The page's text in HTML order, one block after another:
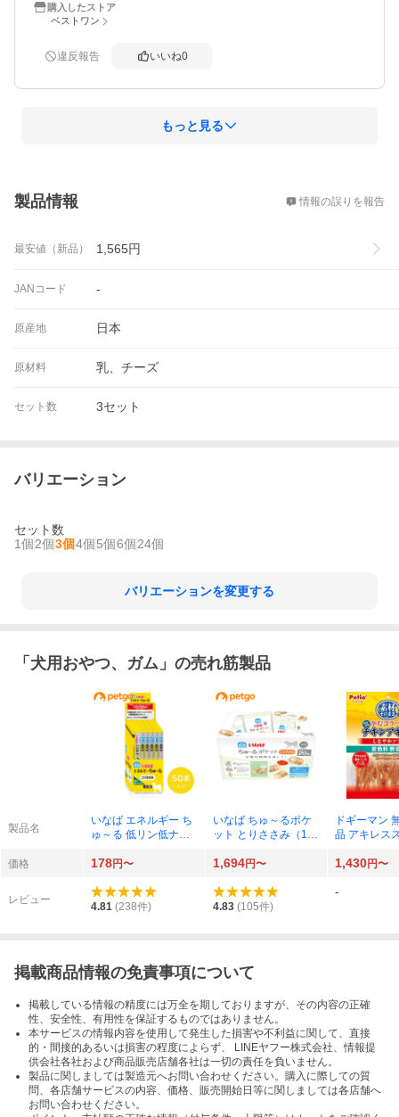
購入したストア
ベストワン
違反報告 いいね0
もっと見る
製品情報 情報の誤りを報告
最安値（新品） 1,565円
JANコード -
原産地 日本
原材料 乳、チーズ
セット数 3セット
バリエーション
セット数
1個2個3個4個5個6個24個
バリエーションを変更する
「 犬用おやつ、ガム 」の売れ筋製品
製品名
いなば エネルギー ち
ゅ～る 低リン低ナト
4g×50本）×1個
いなば ちゅ～るポケ
ット とりささみ（10g
ドギーマン
品 アキレス
価格
178円〜 1,694円〜 1,430円〜
レビュー
4.81 (238件) 4.83 (105件)
-
掲載商品情報の免責事項について
掲載している情報の精度には万全を期しておりますが、その内容の正確
性、安全性、有用性を保証するものではありません。
本サービスの情報内容を使用して発生した損害や不利益に関して、直接
的・間接的あるいは損害の程度によらず、 LINEヤフー株式会社、情報提
供会社各社および商品販売店舗各社は一切の責任を負いません。
製品に関しましては製造元へお問い合わせください。購入に際しての質
問、各店舗サービスの内容、価格、販売開始日等に関しましては各店舗へ
お問い合わせください。